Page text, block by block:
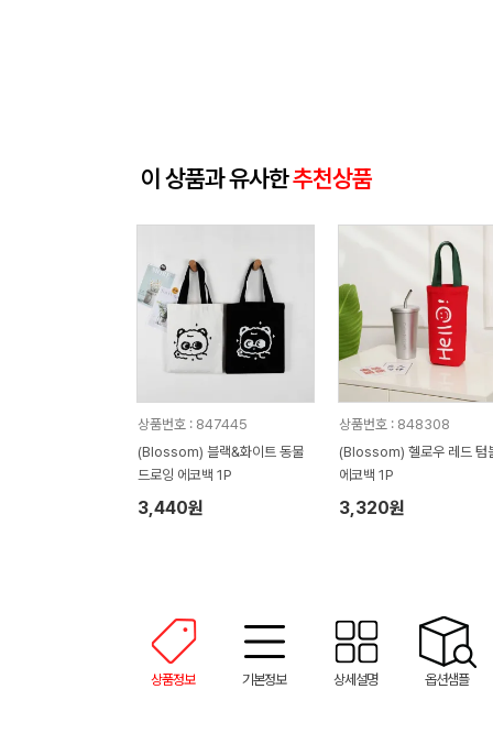
이 상품과 유사한추천상품
상품번호 : 847445
(Blossom) 블랙&화이트 동물
드로잉 에코백 1P
3,440원
상품번호 : 848308
(Blossom) 헬로우 레드 텀
에코백 1P
3,320원
상품정보 기본정보 상세설명 옵션샘플